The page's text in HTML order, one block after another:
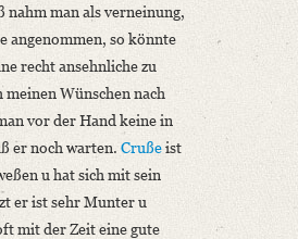
man als verneinung,
angenommen, so könnte
recht ansehnliche zu
meinen Wünschen nach
vor der Hand keine in
er noch warten. Crußeist
u hat sich mit sein
er ist sehr Munter u
mit der Zeit eine gute